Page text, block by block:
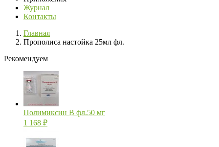
Журнал
Контакты
Главная
Прополиса настойка 25мл фл.
Рекомендуем
Полимиксин В фл.50 мг
1 168 ₽